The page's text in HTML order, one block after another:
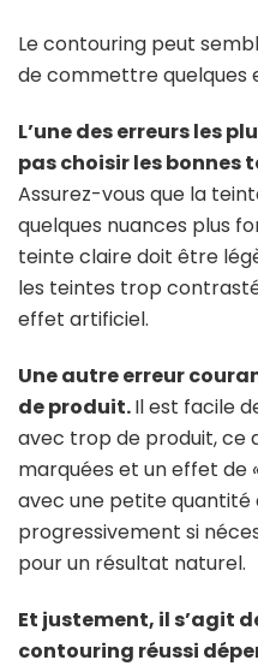
Le contouring peut
de commettre quelques
L’une des erreurs les
pas choisir les bonnes
Assurez-vous que la
quelques nuances plus
teinte claire doit être
les teintes trop
effet artificiel.
Une autre erreur
de produit.Il est facile
avec trop de produit, ce
marquées et un effet de
avec une petite
progressivement si
pour un résultat naturel.
Et justement, il s’agit
contouring réussi